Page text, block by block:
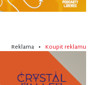
Reklama • Koupit reklamu